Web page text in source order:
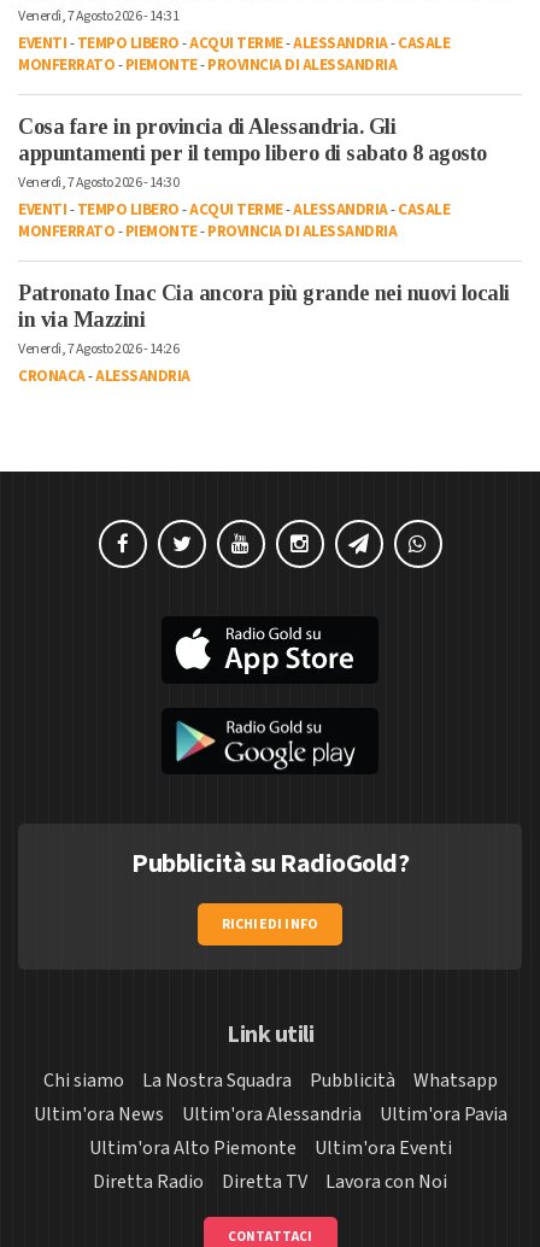
Venerdì, 7 Agosto 2026 - 14:31
EVENTI-TEMPO LIBERO-ACQUI TERME-ALESSANDRIA-CASALE
MONFERRATO-PIEMONTE-PROVINCIA DI ALESSANDRIA
Cosa fare in provincia di Alessandria. Gli
appuntamenti per il tempo libero di sabato 8 agosto
Venerdì, 7 Agosto 2026 - 14:30
EVENTI-TEMPO LIBERO-ACQUI TERME-ALESSANDRIA-CASALE
MONFERRATO-PIEMONTE-PROVINCIA DI ALESSANDRIA
Patronato Inac Cia ancora più grande nei nuovi locali
in via Mazzini
Venerdì, 7 Agosto 2026 - 14:26
CRONACA-ALESSANDRIA
Pubblicità su RadioGold?
RICHIEDI INFO
Link utili
Chi siamo La Nostra Squadra Pubblicità
Whatsapp
Ultim'ora News
Ultim'ora Alessandria
Ultim'ora Pavia
Ultim'ora Alto Piemonte
Ultim'ora Eventi
Diretta Radio
Diretta TV Lavora con Noi
CONTATTACI